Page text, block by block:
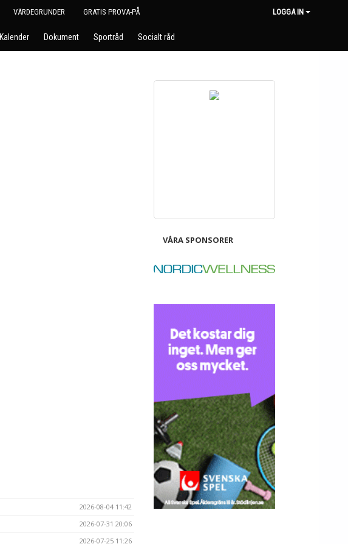
VÄRDEGRUNDER GRATIS PROVA-PÅ LOGGA IN
Kalender Dokument Sportråd Socialt råd
2026-08-04 11:42
2026-07-31 20:06
2026-07-25 11:26
VÅRA SPONSORER